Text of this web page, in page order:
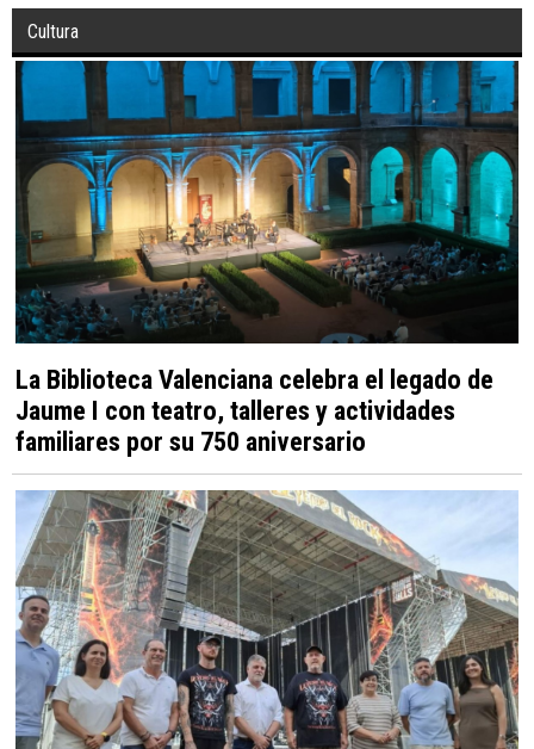
Cultura
La Biblioteca Valenciana celebra el legado de
Jaume I con teatro, talleres y actividades
familiares por su 750 aniversario